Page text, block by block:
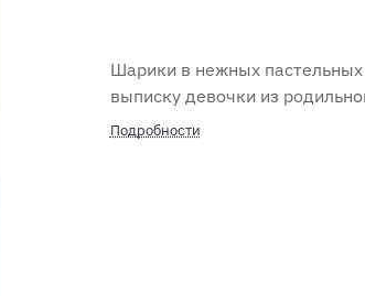
Шарики в нежных пастельных
выписку девочки из
Подробности